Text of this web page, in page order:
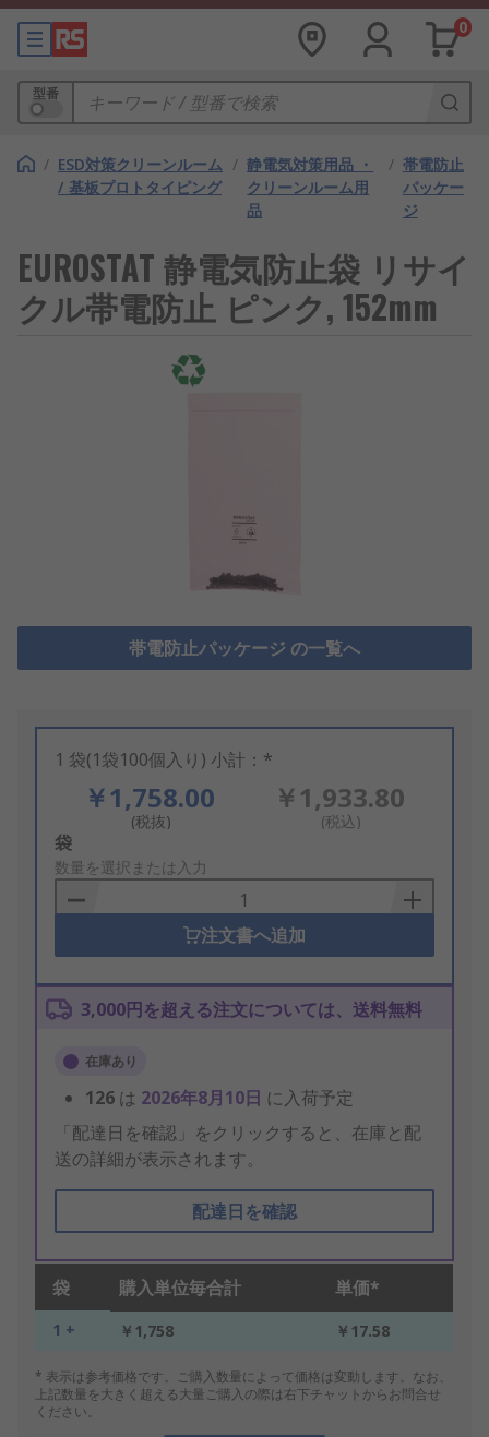
0
型番
/ ESD対策クリーンルーム
/ 基板プロトタイピング
/ 静電気対策用品 ・
クリーンルーム用
品
/ 帯電防止
パッケー
ジ
EUROSTAT 静電気防止袋 リサイ
クル帯電防止 ピンク, 152mm
帯電防止パッケージ の一覧へ
1 袋(1袋100個入り) 小計：*
￥1,758.00
(税抜)
￥1,933.80
(税込)
Add
to
Basket
袋
数量を選択または入力
注文書へ追加
3,000円を超える注文については、送料無料
在庫あり
126 は 2026年8月10日 に入荷予定
「配達日を確認」をクリックすると、在庫と配
送の詳細が表示されます。
配達日を確認
袋 購入単位毎合計 単価*
1 + ￥1,758 ￥17.58
* 表示は参考価格です。ご購入数量によって価格は変動します。なお、
上記数量を大きく超える大量ご購入の際は右下チャットからお問合せ
ください。